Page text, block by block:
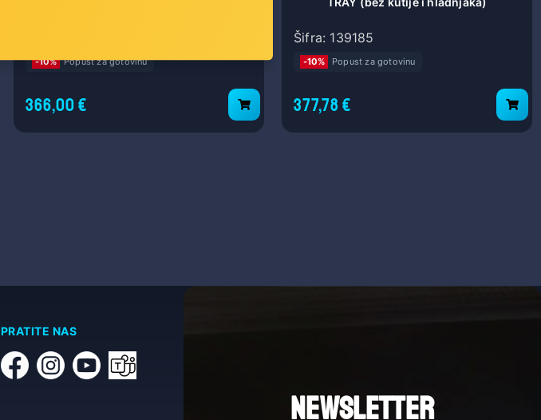
-10% Popust za gotovinu
366,00 €
Šifra: 139185
-10% Popust za gotovinu
377,78 €
PRATITE NAS
NEWSLETTER